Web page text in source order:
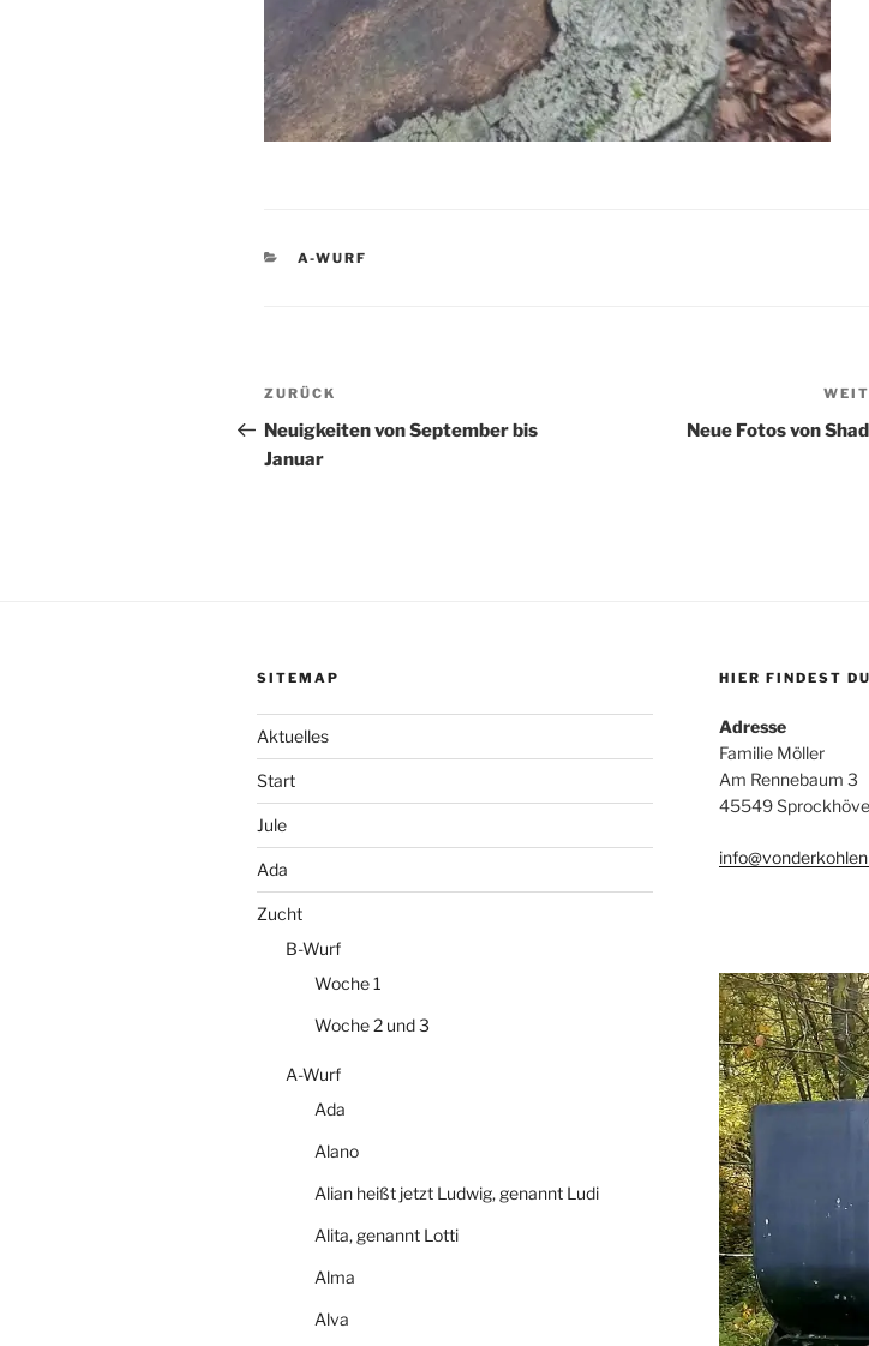
KATEGORIEN
A-WURF
Beitragsnavigation
Vorheriger
Beitrag
ZURÜCK
Neuigkeiten von September bis
Januar
Neue Fotos von
SITEMAP
Aktuelles
Start
Jule
Ada
Zucht
B-Wurf
Woche 1
Woche 2 und 3
A-Wurf
Ada
Alano
Alian heißt jetzt Ludwig, genannt Ludi
Alita, genannt Lotti
Alma
Alva
HIER FINDEST
Adresse
Familie Möller
Am Rennebaum 3
45549